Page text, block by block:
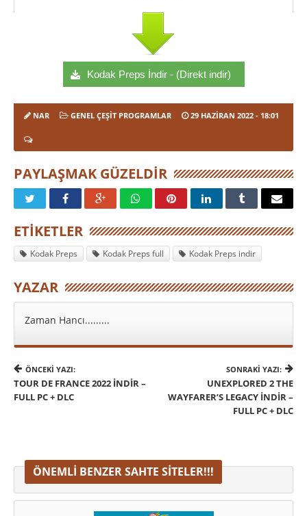
Kodak Preps İndir - (Direkt indir)
NAR GENEL ÇEŞIT PROGRAMLAR 29 HAZIRAN 2022 - 18:01
PAYLAŞMAK GÜZELDIR
ETIKETLER
Kodak Preps Kodak Preps full Kodak Preps indir
YAZAR
Zaman Hancı.........
ÖNCEKI YAZI:
TOUR DE FRANCE 2022 İNDIR –
FULL PC + DLC
SONRAKI YAZI:
UNEXPLORED 2 THE
WAYFARER’S LEGACY İNDIR –
FULL PC + DLC
ÖNEMLI BENZER SAHTE SITELER!!!